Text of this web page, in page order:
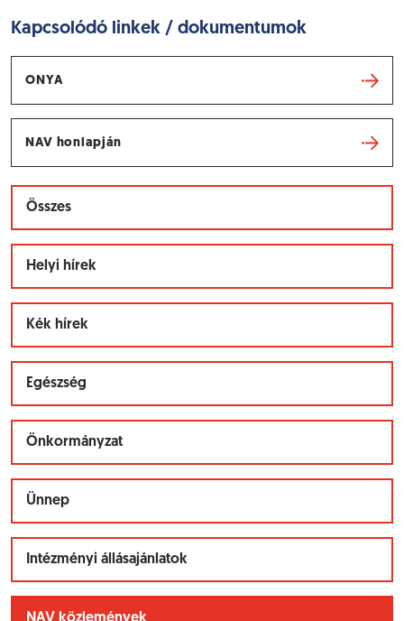
Kapcsolódó linkek / dokumentumok
ONYA
NAV honlapján
Összes
Helyi hírek
Kék hírek
Egészség
Önkormányzat
Ünnep
Intézményi állásajánlatok